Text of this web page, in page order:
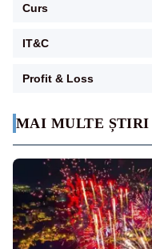
MAI MULTE ȘTIRI
Curs
IT&C
Profit & Loss